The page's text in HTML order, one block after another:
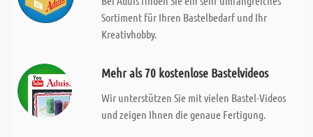
Sortiment für Ihren Bastelbedarf und Ihr
Kreativhobby.
Mehr als 70 kostenlose Bastelvideos
Wir unterstützen Sie mit vielen Bastel-Videos
und zeigen Ihnen die genaue Fertigung.